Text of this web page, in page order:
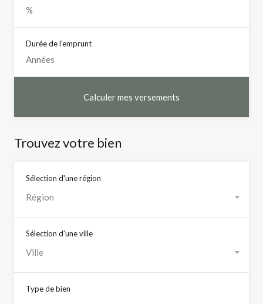
Durée de l'emprunt
Trouvez votre bien
Sélection d'une région
Région
Sélection d'une ville
Ville
Type de bien